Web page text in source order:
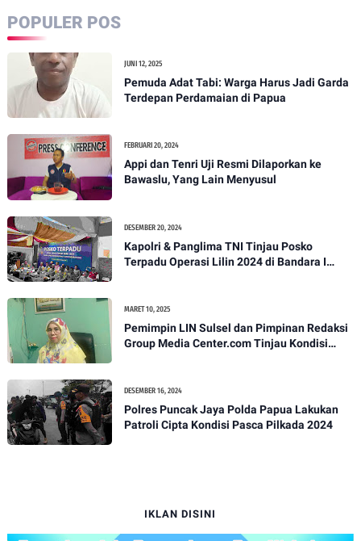
POPULER POS
JUNI 12, 2025
Pemuda Adat Tabi: Warga Harus Jadi Garda
Terdepan Perdamaian di Papua
FEBRUARI 20, 2024
Appi dan Tenri Uji Resmi Dilaporkan ke
Bawaslu, Yang Lain Menyusul
DESEMBER 20, 2024
Kapolri & Panglima TNI Tinjau Posko
Terpadu Operasi Lilin 2024 di Bandara I
MARET 10, 2025
Pemimpin LIN Sulsel dan Pimpinan Redaksi
Group Media Center.com Tinjau Kondisi
DESEMBER 16, 2024
Polres Puncak Jaya Polda Papua Lakukan
Patroli Cipta Kondisi Pasca Pilkada 2024
IKLAN DISINI